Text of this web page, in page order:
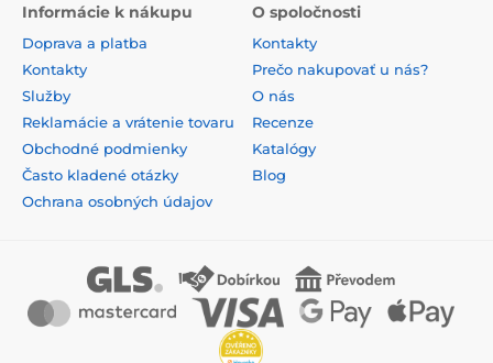
Informácie k nákupu
Doprava a platba
Kontakty
Služby
Reklamácie a vrátenie tovaru
Obchodné podmienky
Často kladené otázky
Ochrana osobných údajov
O spoločnosti
Kontakty
Prečo nakupovať u nás?
O nás
Recenze
Katalógy
Blog